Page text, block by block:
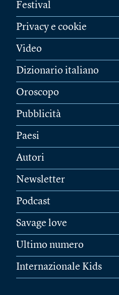
Festival
Privacy e cookie
Video
Dizionario italiano
Oroscopo
Pubblicità
Paesi
Autori
Newsletter
Podcast
Savage love
Ultimo numero
Internazionale Kids